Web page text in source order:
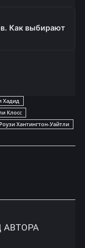
Как выбирают
Хадид
Клосс
Роузи Хантингтон-Уайтли
АВТОРА